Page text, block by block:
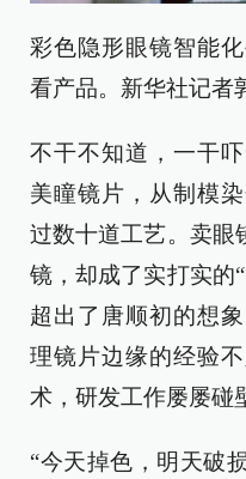
彩色隐形眼镜智能
看产品。新华社记者
不干不知道，一干
美瞳镜片，从制模
过数十道工艺。卖眼
镜，却成了实打实的
超出了唐顺初的想
理镜片边缘的经验
术，研发工作屡屡碰
“今天掉色，明天破